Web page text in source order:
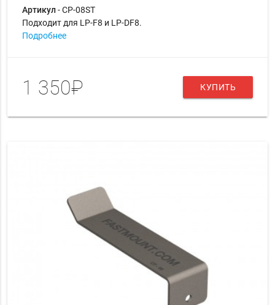
Артикул- CP-08ST
Подходит для LP-F8 и LP-DF8.
Подробнее
1 350₽ КУПИТЬ